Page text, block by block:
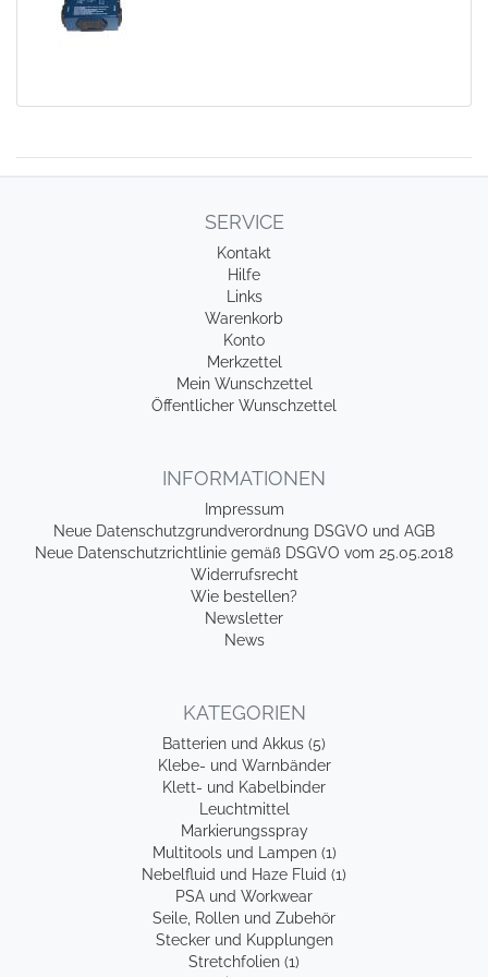
SERVICE
Kontakt
Hilfe
Links
Warenkorb
Konto
Merkzettel
Mein Wunschzettel
Öffentlicher Wunschzettel
INFORMATIONEN
Impressum
Neue Datenschutzgrundverordnung DSGVO und AGB
Neue Datenschutzrichtlinie gemäß DSGVO vom 25.05.2018
Widerrufsrecht
Wie bestellen?
Newsletter
News
KATEGORIEN
Batterien und Akkus (5)
Klebe- und Warnbänder
Klett- und Kabelbinder
Leuchtmittel
Markierungsspray
Multitools und Lampen (1)
Nebelfluid und Haze Fluid (1)
PSA und Workwear
Seile, Rollen und Zubehör
Stecker und Kupplungen
Stretchfolien (1)